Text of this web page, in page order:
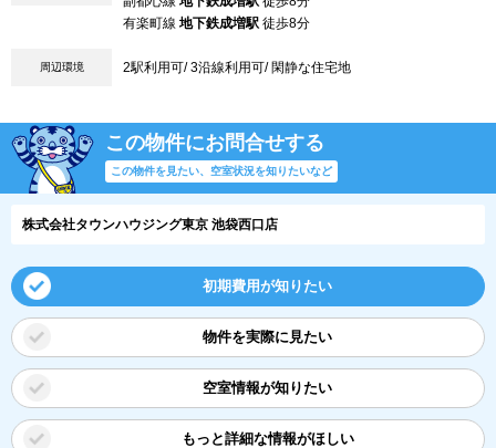
有楽町線 地下鉄成増駅 徒歩8分
周辺環境 2駅利用可/ 3沿線利用可/ 閑静な住宅地
この物件にお問合せする
この物件を見たい、空室状況を知りたいなど
株式会社タウンハウジング東京 池袋西口店
初期費用が知りたい
物件を実際に見たい
空室情報が知りたい
もっと詳細な情報がほしい